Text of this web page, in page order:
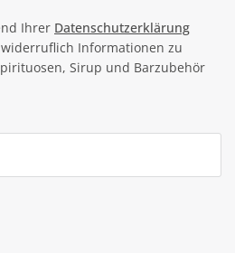
Ihrer Datenschutzerklärung
Informationen zu
Sirup und Barzubehör